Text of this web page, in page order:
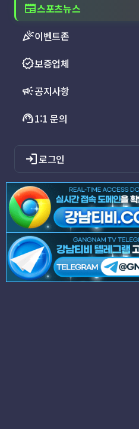
newspaper스포츠뉴스
celebration이벤트존
verified보증업체
campaign공지사항
support_agent1:1 문의
login로그인